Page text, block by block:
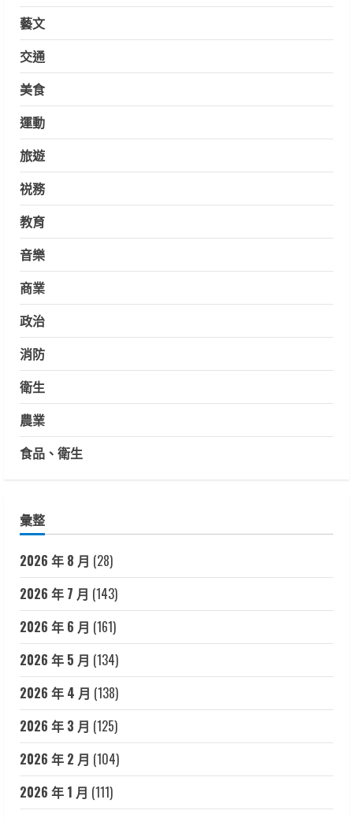
藝文
交通
美食
運動
旅遊
祱務
教育
音樂
商業
政治
消防
衛生
農業
食品、衛生
彙整
2026 年 8 月 (28)
2026 年 7 月 (143)
2026 年 6 月 (161)
2026 年 5 月 (134)
2026 年 4 月 (138)
2026 年 3 月 (125)
2026 年 2 月 (104)
2026 年 1 月 (111)